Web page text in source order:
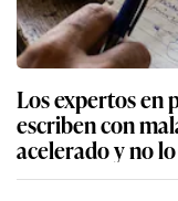
Los expertos en
escriben con
acelerado y no